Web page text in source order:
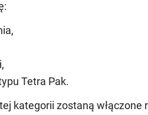
Tetra Pak.
kategorii zostaną włączone